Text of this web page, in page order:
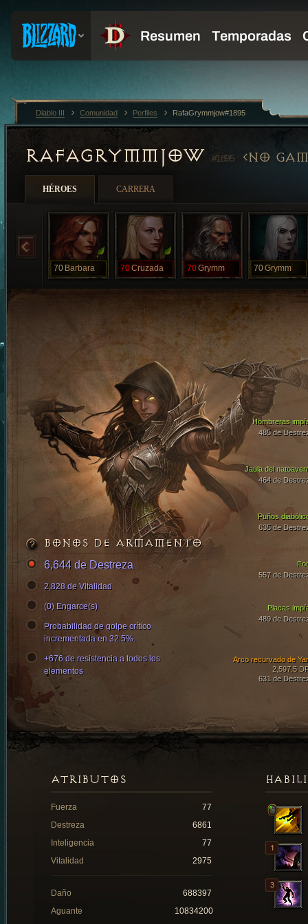
RAFAGRYMMJOW #1895 NO
HÉROES CARRERA
70 Barbara 70Cruzada 70Grymm 70Grymm
Jaula del
464 de
Puños
635 de
Hombreras
485 de
Placas
489 de
Arco recurvado de
2,597.5
631 de
557 de
BONOS DE ARMAMENTO
6,644 de Destreza
2,828 de Vitalidad
(0) Engarce(s)
Probabilidad de golpe crítico
incrementada en 32.5%.
+676 de resistencia a todos los
elementos
ATRIBUTOS
Fuerza
77
Destreza
6861
Inteligencia
77
Vitalidad
2975
Daño
688397
Aguante
10834200
Diablo III Comunidad Perfiles RafaGrymmjow#1895